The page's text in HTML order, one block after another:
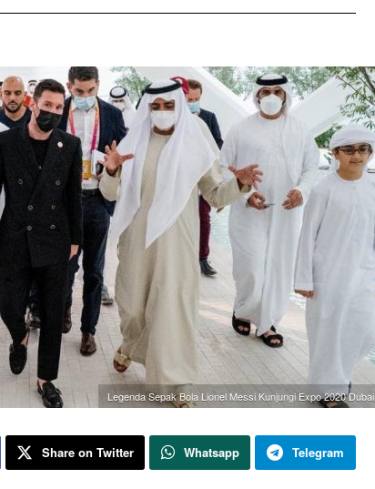
Legenda Sepak Bola Lionel Messi Kunjungi Expo 2020 Dubai
Share on Twitter Whatsapp Telegram